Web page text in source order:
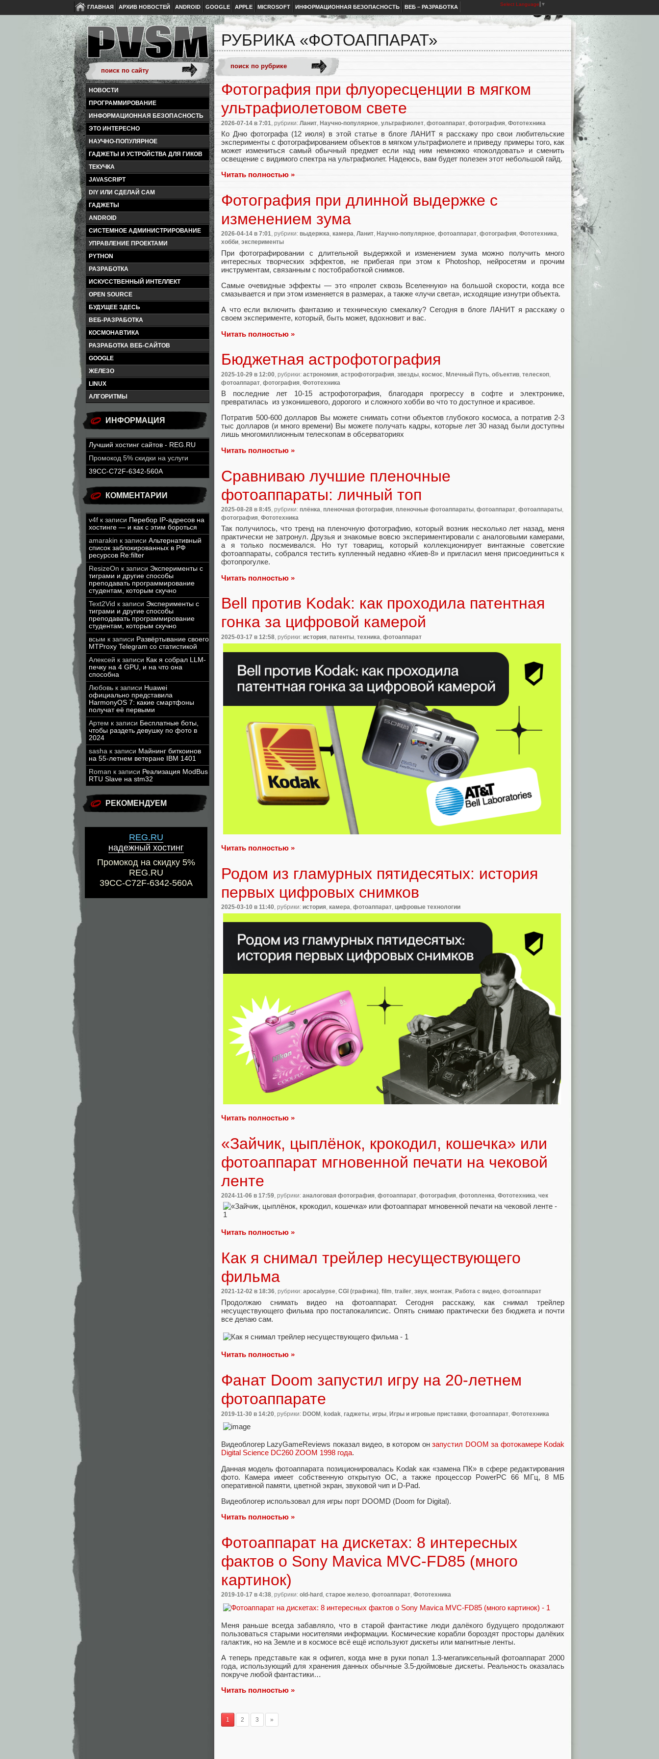
ГЛАВНАЯ АРХИВ НОВОСТЕЙ ANDROID GOOGLE APPLE MICROSOFT ИНФОРМАЦИОННАЯ БЕЗОПАСНОСТЬ ВЕБ – РАЗРАБОТКА Select Language ▼
НОВОСТИ
ПРОГРАММИРОВАНИЕ
ИНФОРМАЦИОННАЯ БЕЗОПАСНОСТЬ
ЭТО ИНТЕРЕСНО
НАУЧНО-ПОПУЛЯРНОЕ
ГАДЖЕТЫ И УСТРОЙСТВА ДЛЯ ГИКОВ
ТЕКУЧКА
JAVASCRIPT
DIY ИЛИ СДЕЛАЙ САМ
ГАДЖЕТЫ
ANDROID
СИСТЕМНОЕ АДМИНИСТРИРОВАНИЕ
УПРАВЛЕНИЕ ПРОЕКТАМИ
PYTHON
РАЗРАБОТКА
ИСКУССТВЕННЫЙ ИНТЕЛЛЕКТ
OPEN SOURCE
БУДУЩЕЕ ЗДЕСЬ
ВЕБ-РАЗРАБОТКА
КОСМОНАВТИКА
РАЗРАБОТКА ВЕБ-САЙТОВ
GOOGLE
ЖЕЛЕЗО
LINUX
АЛГОРИТМЫ
ИНФОРМАЦИЯ
Лучший хостинг сайтов - REG.RU
Промокод 5% скидки на услуги
39CC-C72F-6342-560A
КОММЕНТАРИИ
v4f к записи Перебор IP-адресов на
хостинге — и как с этим бороться
amarakin к записи Альтернативный
список заблокированных в РФ
ресурсов Re:filter
ResizeOn к записи Эксперименты с
тиграми и другие способы
преподавать программирование
студентам, которым скучно
Text2Vid к записи Эксперименты с
тиграми и другие способы
преподавать программирование
студентам, которым скучно
всым к записи Развёртывание своего
MTProxy Telegram со статистикой
Алексей к записи Как я собрал LLM-
печку на 4 GPU, и на что она
способна
Любовь к записи Huawei
официально представила
HarmonyOS 7: какие смартфоны
получат её первыми
Артем к записи Бесплатные боты,
чтобы раздеть девушку по фото в
2024
sasha к записи Майнинг биткоинов
на 55-летнем ветеране IBM 1401
Roman к записи Реализация ModBus
RTU Slave на stm32
РЕКОМЕНДУЕМ
REG.RU
надежный хостинг
Промокод на скидку 5%
REG.RU
39CC-C72F-6342-560A
РУБРИКА «ФОТОАППАРАТ»
Фотография при флуоресценции в мягком
ультрафиолетовом свете
2026-07-14 в 7:01 , рубрики: Ланит Научно-популярное ультрафиолет фотоаппарат фотография Фототехника
Ко Дню фотографа (12 июля) в этой статье в блоге ЛАНИТ я расскажу про свои любительские
эксперименты с фотографированием объектов в мягком ультрафиолете и приведу примеры того, как
может измениться самый обычный предмет если над ним немножко «поколдовать» и сменить
освещение с видимого спектра на ультрафиолет. Надеюсь, вам будет полезен этот небольшой гайд.
Читать полностью »
Фотография при длинной выдержке с
изменением зума
2026-04-14 в 7:01, рубрики: выдержка, камера, Ланит, Научно-популярное, фотоаппарат, фотография, Фототехника,
хобби, эксперименты
При фотографировании с длительной выдержкой и изменением зума можно получить много
интересных творческих эффектов, не прибегая при этом к Photoshop, нейросетям и прочим
инструментам, связанным с постобработкой снимков.
Самые очевидные эффекты — это «пролет сквозь Вселенную» на большой скорости, когда все
смазывается и при этом изменяется в размерах, а также «лучи света», исходящие изнутри объекта.
А что если включить фантазию и техническую смекалку? Сегодня в блоге ЛАНИТ я расскажу о
своем эксперименте, который, быть может, вдохновит и вас.
Читать полностью »
Бюджетная астрофотография
2025-10-29 в 12:00 , рубрики: астрономия астрофотография звезды космос Млечный Путь объектив телескоп
фотоаппарат фотография Фототехника
В последние лет 10-15 астрофотография, благодаря прогрессу в софте и электронике,
превратилась из узконишевого, дорогого и сложного хобби во что то доступное и красивое.
Потратив 500-600 долларов Вы можете снимать сотни объектов глубокого космоса, а потратив 2-3
тыс долларов (и много времени) Вы можете получать кадры, которые лет 30 назад были доступны
лишь многомиллионным телескопам в обсерваториях
Читать полностью »
Сравниваю лучшие пленочные
фотоаппараты: личный топ
2025-08-28 в 8:45 , рубрики: плёнка пленочная фотография пленочные фотоаппараты фотоаппарат фотоаппараты
фотография Фототехника
Так получилось, что тренд на пленочную фотографию, который возник несколько лет назад, меня
практически не затронул. Друзья и знакомые вовсю экспериментировали с аналоговыми камерами,
а я только посмеивался. Но тут товарищ, который коллекционирует винтажные советские
фотоаппараты, собрался тестить купленный недавно «Киев-8» и пригласил меня присоединиться к
фотопрогулке.
Читать полностью »
Bell против Kodak: как проходила патентная
гонка за цифровой камерой
2025-03-17 в 12:58 , рубрики: история патенты техника фотоаппарат
Читать полностью »
Родом из гламурных пятидесятых: история
первых цифровых снимков
2025-03-10 в 11:40, рубрики: история, камера, фотоаппарат, цифровые технологии
Читать полностью »
«Зайчик, цыплёнок, крокодил, кошечка» или
фотоаппарат мгновенной печати на чековой
ленте
2024-11-06 в 17:59, рубрики: аналоговая фотография, фотоаппарат, фотография, фотопленка, Фототехника, чек
Читать полностью »
Как я снимал трейлер несуществующего
фильма
2021-12-02 в 18:36, рубрики: apocalypse, CGI (графика), film, trailer, звук, монтаж, Работа с видео, фотоаппарат
Продолжаю снимать видео на фотоаппарат. Сегодня расскажу, как снимал трейлер
несуществующего фильма про постапокалипсис. Опять снимаю практически без бюджета и почти
все делаю сам.
Читать полностью »
Фанат Doom запустил игру на 20-летнем
фотоаппарате
2019-11-30 в 14:20 , рубрики: DOOM kodak гаджеты игры Игры и игровые приставки фотоаппарат Фототехника
Видеоблогер LazyGameReviews показал видео, в котором онзапустил DOOM за фотокамере Kodak
Digital Science DC260 ZOOM 1998 года.
Данная модель фотоаппарата позиционировалась Kodak как «замена ПК» в сфере редактирования
фото. Камера имеет собственную открытую ОС, а также процессор PowerPC 66 МГц, 8 МБ
оперативной памяти, цветной экран, звуковой чип и D-Pad.
Видеоблогер использовал для игры порт DOOMD (Doom for Digital).
Читать полностью »
Фотоаппарат на дискетах: 8 интересных
фактов о Sony Mavica MVC-FD85 (много
картинок)
2019-10-17 в 4:38, рубрики: old-hard , старое железо, фотоаппарат, Фототехника
Меня раньше всегда забавляло, что в старой фантастике люди далёкого будущего продолжают
пользоваться старыми носителями информации. Космические корабли бороздят просторы далёких
галактик, но на Земле и в космосе всё ещё используют дискеты или магнитные ленты.
А теперь представьте как я офигел, когда мне в руки попал 1.3-мегапиксельный фотоаппарат 2000
года, использующий для хранения данных обычные 3.5-дюймовые дискеты. Реальность оказалась
покруче любой фантастики…
Читать полностью »
1 2 3 »